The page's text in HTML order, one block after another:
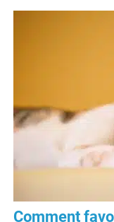
Comment